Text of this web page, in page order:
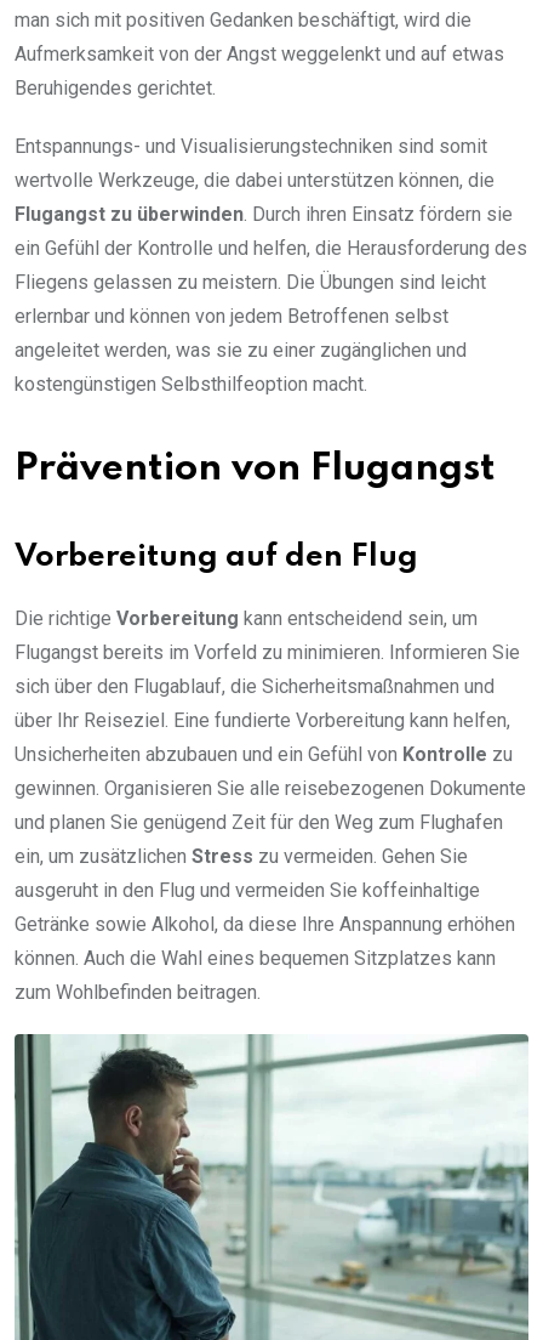
man sich mit positiven Gedanken beschäftigt, wird die
Aufmerksamkeit von der Angst weggelenkt und auf etwas
Beruhigendes gerichtet.
Entspannungs- und Visualisierungstechniken sind somit
wertvolle Werkzeuge, die dabei unterstützen können, die
Flugangst zu überwinden . Durch ihren Einsatz fördern sie
ein Gefühl der Kontrolle und helfen, die Herausforderung des
Fliegens gelassen zu meistern. Die Übungen sind leicht
erlernbar und können von jedem Betroffenen selbst
angeleitet werden, was sie zu einer zugänglichen und
kostengünstigen Selbsthilfeoption macht.
Prävention von Flugangst
Vorbereitung auf den Flug
Die richtige Vorbereitung kann entscheidend sein, um
Flugangst bereits im Vorfeld zu minimieren. Informieren Sie
sich über den Flugablauf, die Sicherheitsmaßnahmen und
über Ihr Reiseziel. Eine fundierte Vorbereitung kann helfen,
Unsicherheiten abzubauen und ein Gefühl von Kontrolle zu
gewinnen. Organisieren Sie alle reisebezogenen Dokumente
und planen Sie genügend Zeit für den Weg zum Flughafen
ein, um zusätzlichen Stress zu vermeiden. Gehen Sie
ausgeruht in den Flug und vermeiden Sie koffeinhaltige
Getränke sowie Alkohol, da diese Ihre Anspannung erhöhen
können. Auch die Wahl eines bequemen Sitzplatzes kann
zum Wohlbefinden beitragen.